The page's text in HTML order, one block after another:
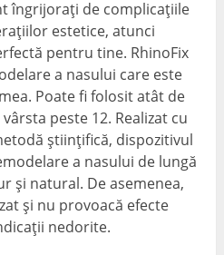
îngrijorați de complicațiile
estetice, atunci
pentru tine. RhinoFix
a nasului care este
Poate fi folosit atât de
peste 12. Realizat cu
științifică, dispozitivul
a nasului de lungă
și natural. De asemenea,
și nu provoacă efecte
nedorite.